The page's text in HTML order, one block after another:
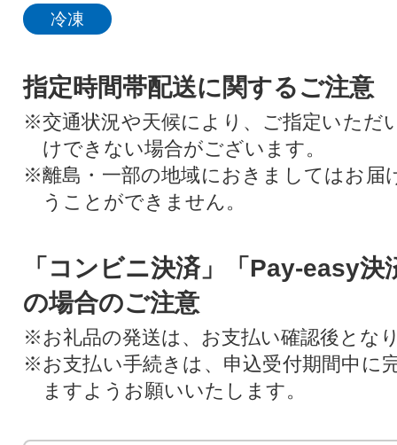
冷凍
指定時間帯配送に関するご注意
※交通状況や天候により、ご指定いただ
けできない場合がございます。
※離島・一部の地域におきましてはお届
うことができません。
「コンビニ決済」「Pay-easy決
の場合のご注意
※お礼品の発送は、お支払い確認後とな
※お支払い手続きは、申込受付期間中に
ますようお願いいたします。